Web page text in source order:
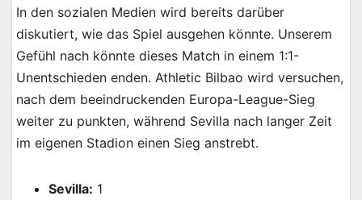
In den sozialen Medien wird bereits darüber
diskutiert, wie das Spiel ausgehen könnte. Unserem
Gefühl nach könnte dieses Match in einem 1:1-
Unentschieden enden. Athletic Bilbao wird versuchen,
nach dem beeindruckenden Europa-League-Sieg
weiter zu punkten, während Sevilla nach langer Zeit
im eigenen Stadion einen Sieg anstrebt.
Sevilla: 1